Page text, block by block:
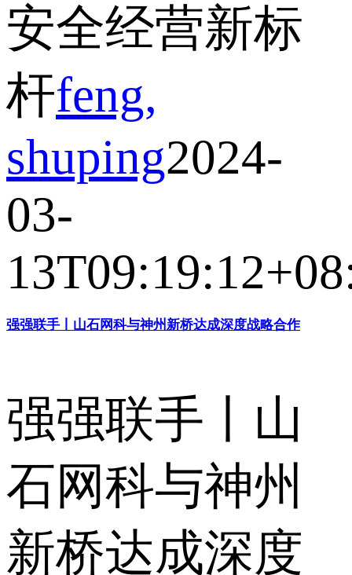
安全经营新标
杆feng,
shuping2024-
03-
强强联手丨山石网科与神州新桥达成深度战略合作
强强联手丨山
石网科与神州
新桥达成深度